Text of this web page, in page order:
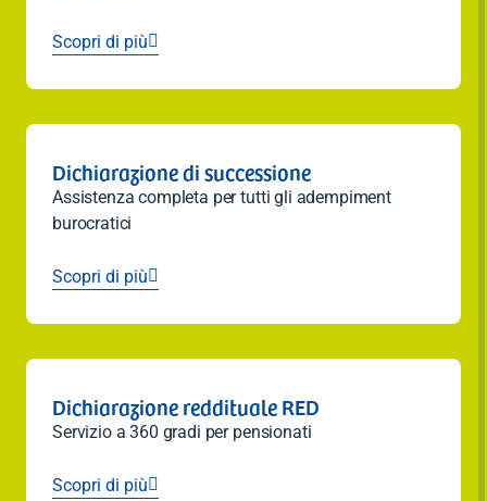
Scopri di più
Dichiarazione di successione
Assistenza completa per tutti gli adempiment
burocratici
Scopri di più
Dichiarazione reddituale RED
Servizio a 360 gradi per pensionati
Scopri di più